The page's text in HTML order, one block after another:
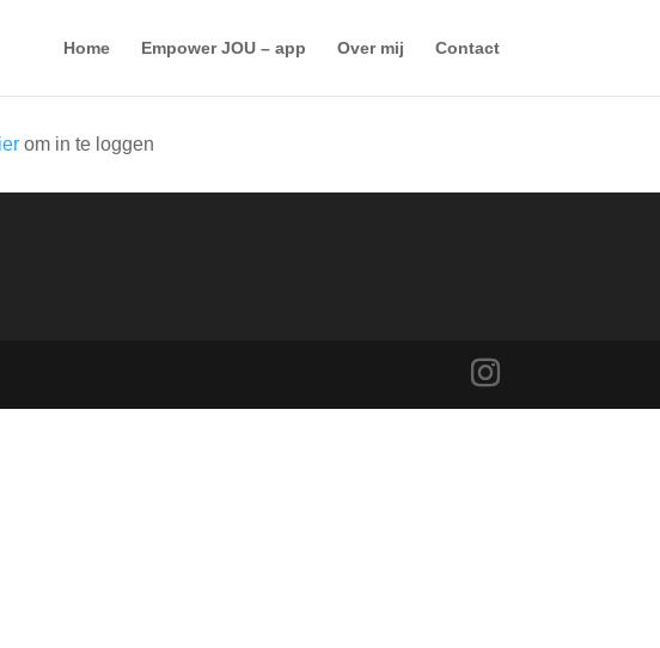
Home Empower JOU – app Over mij Contact
om in te loggen